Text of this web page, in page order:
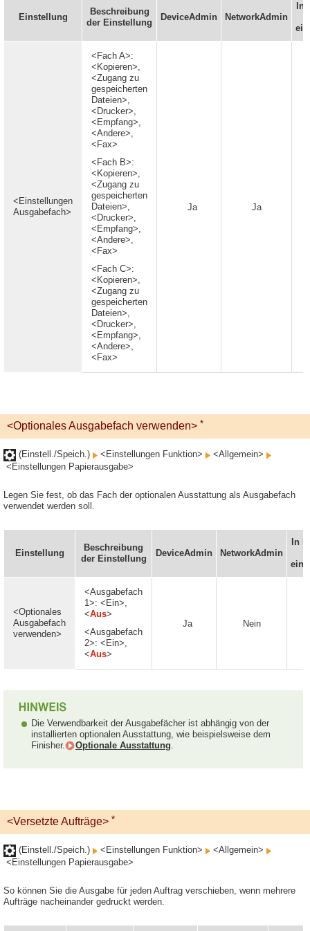
Einstellung
Beschreibung
der Einstellung
DeviceAdmin NetworkAdmin
In
<Einstellungen
Ausgabefach>
<Fach A>:
<Kopieren>,
<Zugang zu
gespeicherten
Dateien>,
<Drucker>,
<Empfang>,
<Andere>,
<Fax>
<Fach B>:
<Kopieren>,
<Zugang zu
gespeicherten
Dateien>,
<Drucker>,
<Empfang>,
<Andere>,
<Fax>
<Fach C>:
<Kopieren>,
<Zugang zu
gespeicherten
Dateien>,
<Drucker>,
<Empfang>,
<Andere>,
<Fax>
Ja Ja
<Optionales Ausgabefach verwenden> *
(Einstell./Speich.) <Einstellungen Funktion>
<Allgemein>
<Einstellungen Papierausgabe>
Legen Sie fest, ob das Fach der optionalen Ausstattung als Ausgabefach
verwendet werden soll.
Einstellung
Beschreibung
der Einstellung
DeviceAdmin NetworkAdmin
In
<Optionales
Ausgabefach
verwenden>
<Ausgabefach
1>: <Ein>,
<Aus>
<Ausgabefach
2>: <Ein>,
<Aus>
Ja Nein
Die Verwendbarkeit der Ausgabefächer ist abhängig von der
installierten optionalen Ausstattung, wie beispielsweise dem
Finisher.
Optionale Ausstattung.
<Versetzte Aufträge> *
(Einstell./Speich.) <Einstellungen Funktion>
<Allgemein>
<Einstellungen Papierausgabe>
So können Sie die Ausgabe für jeden Auftrag verschieben, wenn mehrere
Aufträge nacheinander gedruckt werden.